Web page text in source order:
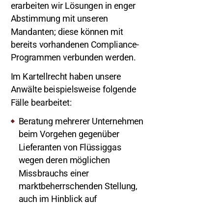
erarbeiten wir Lösungen in enger
Abstimmung mit unseren
Mandanten; diese können mit
bereits vorhandenen Compliance-
Programmen verbunden werden.
Im Kartellrecht haben unsere
Anwälte beispielsweise folgende
Fälle bearbeitet:
Beratung mehrerer Unternehmen
beim Vorgehen gegenüber
Lieferanten von Flüssiggas
wegen deren möglichen
Missbrauchs einer
marktbeherrschenden Stellung,
auch im Hinblick auf